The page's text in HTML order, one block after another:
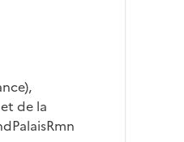
de la